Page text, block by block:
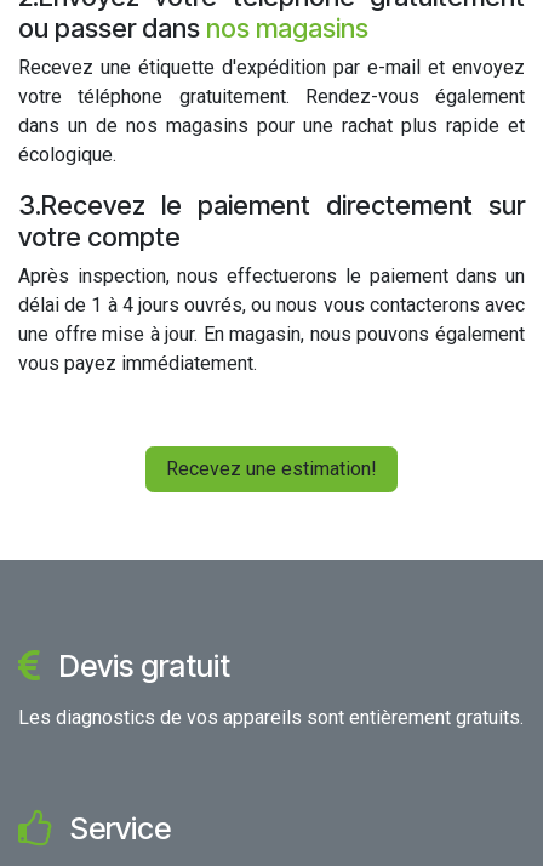
ou passer dans nos magasins
Recevez une étiquette d'expédition par e-mail et envoyez
votre téléphone gratuitement. Rendez-vous également
dans un de nos magasins pour une rachat plus rapide et
écologique.
3.Recevez le paiement directement sur
votre compte
Après inspection, nous effectuerons le paiement dans un
délai de 1 à 4 jours ouvrés, ou nous vous contacterons avec
une offre mise à jour. En magasin, nous pouvons également
vous payez immédiatement.
Recevez une estimation!
Devis gratuit
Les diagnostics de vos appareils sont entièrement gratuits.
Service